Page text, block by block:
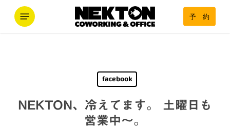
予 約
Menu
facebook
NEKTON、冷えてます。 土曜日も
営業中〜。